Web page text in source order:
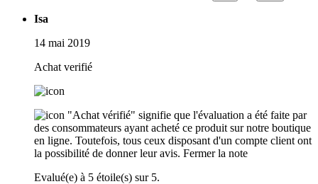
Isa
14 mai 2019
Achat verifié
"Achat vérifié" signifie que l'évaluation a été faite par
des consommateurs ayant acheté ce produit sur notre boutique
en ligne. Toutefois, tous ceux disposant d'un compte client ont
la possibilité de donner leur avis. Fermer la note
Evalué(e) à 5 étoile(s) sur 5.